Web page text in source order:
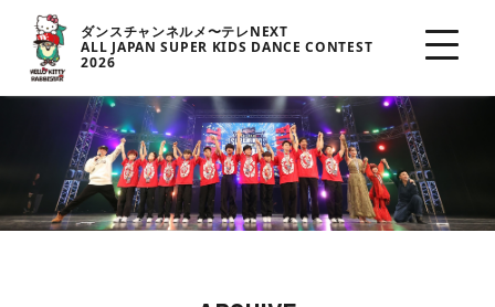
ダンスチャンネルメ〜テレNEXT
ALL JAPAN SUPER KIDS DANCE CONTEST
2026